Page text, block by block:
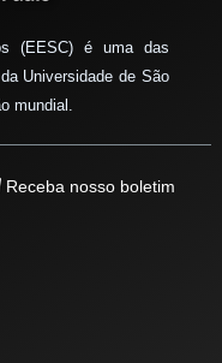
(EESC) é uma das
Universidade de São
mundial.
Receba nosso boletim